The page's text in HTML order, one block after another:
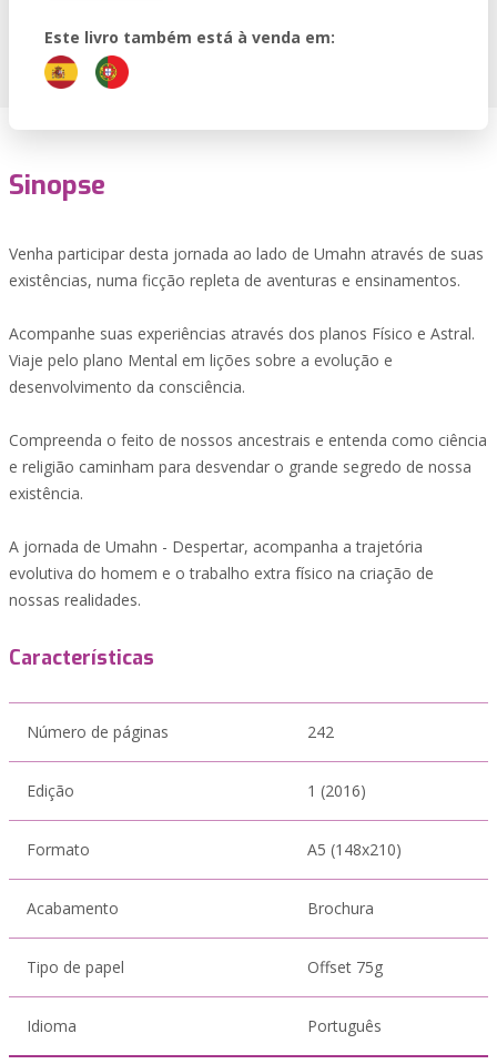
Este livro também está à venda em:
Sinopse
Venha participar desta jornada ao lado de Umahn através de suas
existências, numa ficção repleta de aventuras e ensinamentos.
Acompanhe suas experiências através dos planos Físico e Astral.
Viaje pelo plano Mental em lições sobre a evolução e
desenvolvimento da consciência.
Compreenda o feito de nossos ancestrais e entenda como ciência
e religião caminham para desvendar o grande segredo de nossa
existência.
A jornada de Umahn - Despertar, acompanha a trajetória
evolutiva do homem e o trabalho extra físico na criação de
nossas realidades.
Características
Número de páginas 242
Edição 1 (2016)
Formato A5 (148x210)
Acabamento Brochura
Tipo de papel Offset 75g
Idioma Português